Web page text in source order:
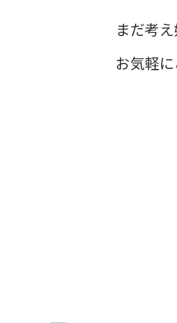
まだ考
お気軽